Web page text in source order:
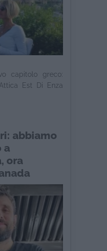
capitolo greco:
Est Di Enza
abbiamo
a
ora